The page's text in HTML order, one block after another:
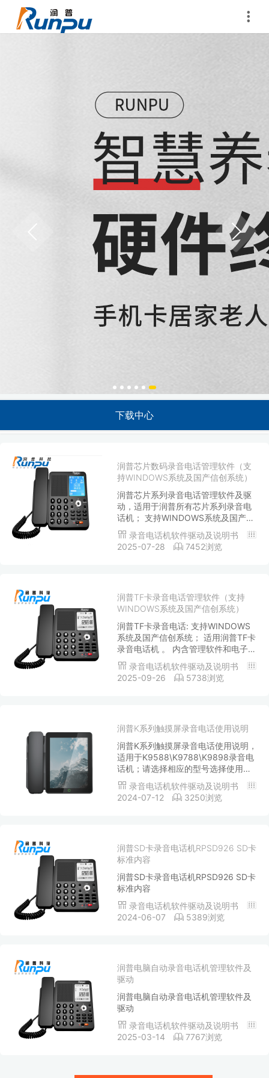
下载中心
润普芯片数码录音电话管理软件（支
持WINDOWS系统及国产信创系统）
润普芯片系列录音电话管理软件及驱
动，适用于润普所有芯片系列录音电
话机； 支持WINDOWS系统及国产信
创系统； 电脑PC端管理软件无需安
装，直接运行即可使用； 润普数码录
音电话管理软件； 润普电话簿管理工
录音电话机软件驱动及说明书
2025-07-28
7452浏览
润普TF卡录音电话管理软件（支持
WINDOWS系统及国产信创系统）
润普TF卡录音电话: 支持WINDOWS
系统及国产信创系统； 适用润普TF卡
录音电话机 。 内含管理软件和电子版
说明书。
录音电话机软件驱动及说明书
2025-09-26
5738浏览
润普K系列触摸屏录音电话使用说明
润普K系列触摸屏录音电话使用说明，
适用于K9588\K9788\K9898录音电
话机；请选择相应的型号选择使用操
作说明书！
录音电话机软件驱动及说明书
2024-07-12
3250浏览
润普SD卡录音电话机RPSD926 SD卡
标准内容
润普SD卡录音电话机RPSD926 SD卡
标准内容
录音电话机软件驱动及说明书
2024-06-07
5389浏览
润普电脑自动录音电话机管理软件及
驱动
润普电脑自动录音电话机管理软件及
驱动
录音电话机软件驱动及说明书
2025-03-14
7767浏览